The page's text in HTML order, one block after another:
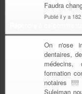
Faudra
Publié il y a
On n'ose
dentaires,
médecins,
formation
notaires
Suleiman